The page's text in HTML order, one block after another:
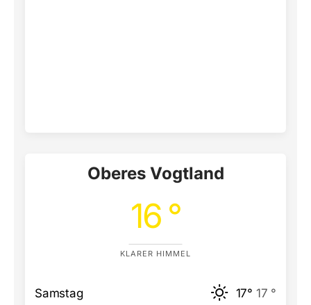
Oberes Vogtland
16 °
KLARER HIMMEL
Samstag 17° 17 °